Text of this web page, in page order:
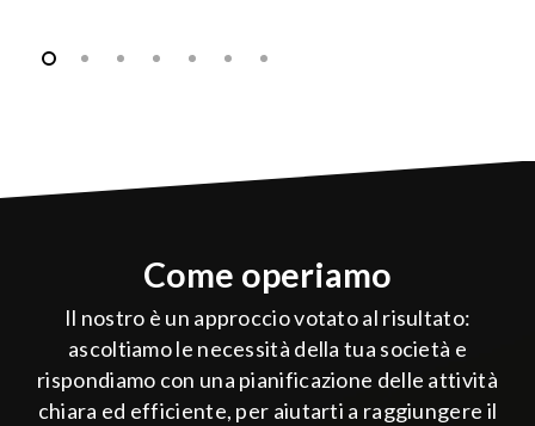
Come operiamo
Il nostro è un approccio votato al risultato:
ascoltiamo le necessità della tua società e
rispondiamo con una pianificazione delle attività
chiara ed efficiente, per aiutarti a raggiungere il